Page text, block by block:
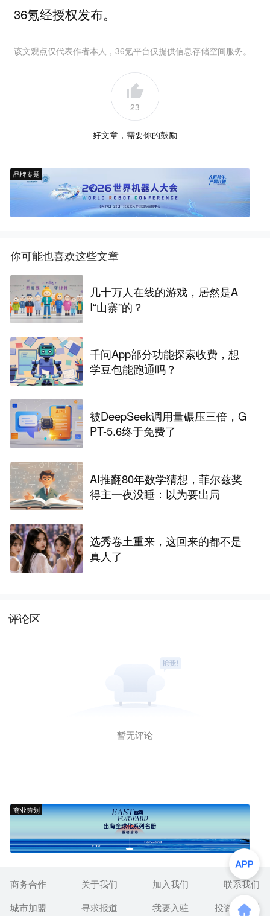
36氪经授权发布。
该文观点仅代表作者本人，36氪平台仅提供信息存储空间服务。
23
好文章，需要你的鼓励
品牌专题
你可能也喜欢这些文章
几十万人在线的游戏，居然是A
I“山寨”的？
千问App部分功能探索收费，想
学豆包能跑通吗？
被DeepSeek调用量碾压三倍，G
PT-5.6终于免费了
AI推翻80年数学猜想，菲尔兹奖
得主一夜没睡：以为要出局
选秀卷土重来，这回来的都不是
真人了
评论区
暂无评论
商业策划
商务合作 关于我们 加入我们
联系我们
城市加盟
寻求报道 我要入驻 投资者关系